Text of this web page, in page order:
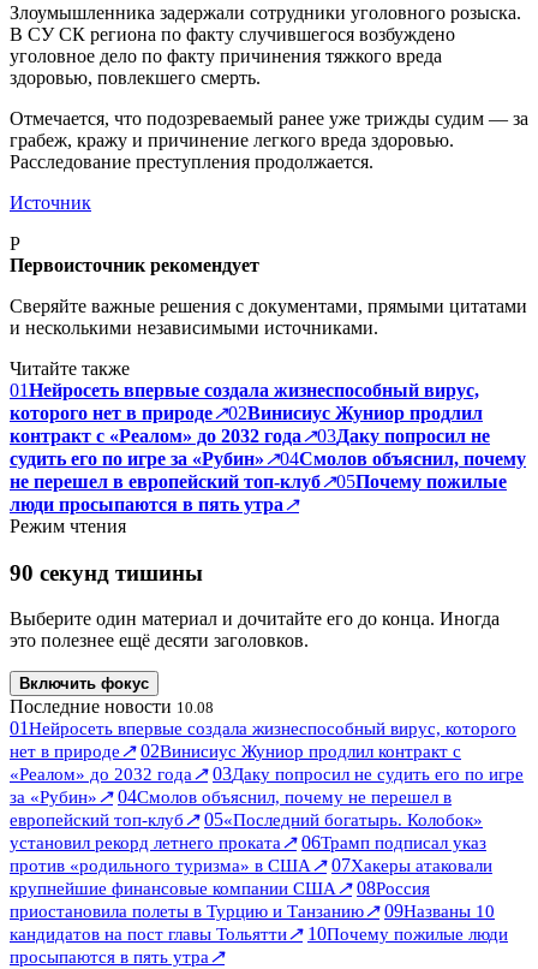
Злоумышленника задержали сотрудники уголовного розыска.
В СУ СК региона по факту случившегося возбуждено
уголовное дело по факту причинения тяжкого вреда
здоровью, повлекшего смерть.
Отмечается, что подозреваемый ранее уже трижды судим — за
грабеж, кражу и причинение легкого вреда здоровью.
Расследование преступления продолжается.
Источник
P
Первоисточник рекомендует
Сверяйте важные решения с документами, прямыми цитатами
и несколькими независимыми источниками.
Читайте также
01Нейросеть впервые создала жизнеспособный вирус,
которого нет в природе↗02Винисиус Жуниор продлил
контракт с «Реалом» до 2032 года↗03Даку попросил не
судить его по игре за «Рубин»↗04Смолов объяснил, почему
не перешел в европейский топ-клуб↗05Почему пожилые
люди просыпаются в пять утра↗
Режим чтения
90 секунд тишины
Выберите один материал и дочитайте его до конца. Иногда
это полезнее ещё десяти заголовков.
Включить фокус
Последние новости 10.08
01Нейросеть впервые создала жизнеспособный вирус, которого
нет в природе↗ 02Винисиус Жуниор продлил контракт с
«Реалом» до 2032 года↗ 03Даку попросил не судить его по игре
за «Рубин»↗ 04Смолов объяснил, почему не перешел в
европейский топ-клуб↗ 05«Последний богатырь. Колобок»
установил рекорд летнего проката↗ 06Трамп подписал указ
против «родильного туризма» в США↗ 07Хакеры атаковали
крупнейшие финансовые компании США↗ 08Россия
приостановила полеты в Турцию и Танзанию↗ 09Названы 10
кандидатов на пост главы Тольятти↗ 10Почему пожилые люди
просыпаются в пять утра↗